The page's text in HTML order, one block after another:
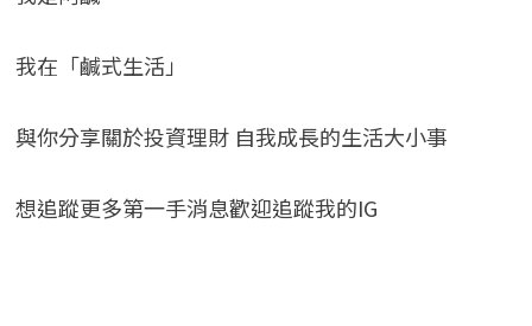
我在「鹹式生活」
與你分享關於投資理財 自我成長的生活大小事
想追蹤更多第一手消息歡迎追蹤我的IG